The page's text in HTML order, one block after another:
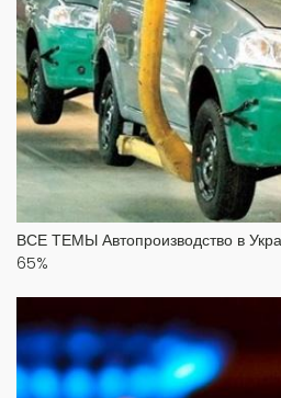
ВСЕ ТЕМЫ Автопроизводство в
65%